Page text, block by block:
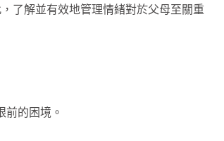
，了解並有效地管理情緒對於父母至關重
的困境。